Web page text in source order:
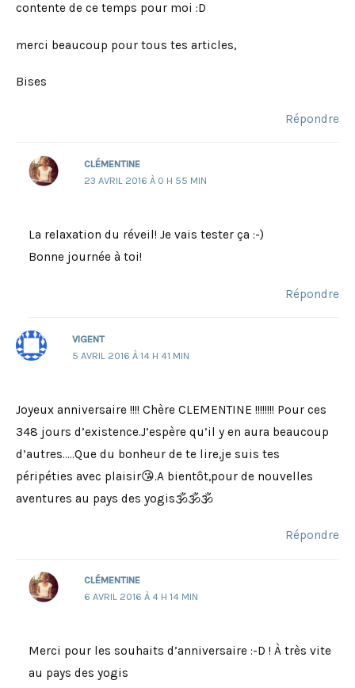
contente de ce temps pour moi :D
merci beaucoup pour tous tes articles,
Bises
Répondre
CLÉMENTINE
23 AVRIL 2016 À 0 H 55 MIN
La relaxation du réveil! Je vais tester ça :-)
Bonne journée à toi!
Répondre
VIGENT
5 AVRIL 2016 À 14 H 41 MIN
Joyeux anniversaire !!!! Chère CLEMENTINE !!!!!!!! Pour ces
348 jours d’existence.J’espère qu’il y en aura beaucoup
d’autres…..Que du bonheur de te lire,je suis tes
péripéties avec plaisir😘.A bientôt,pour de nouvelles
aventures au pays des yogis🕉🕉🕉
Répondre
CLÉMENTINE
6 AVRIL 2016 À 4 H 14 MIN
Merci pour les souhaits d’anniversaire :-D ! À très vite
au pays des yogis